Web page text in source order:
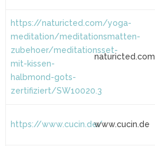
https://naturicted.com/yoga-
meditation/meditationsmatten-
zubehoer/meditationsset-
mit-kissen-
halbmond-gots-
zertifiziert/SW10020.3
naturicted.com
https://www.cucin.de/www.cucin.de